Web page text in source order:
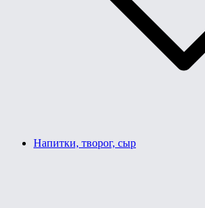
Напитки, творог, сыр